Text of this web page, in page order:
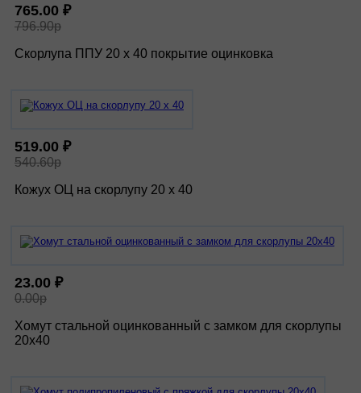
765.00 ₽
796.90р
Скорлупа ППУ 20 х 40 покрытие оцинковка
519.00 ₽
540.60р
Кожух ОЦ на скорлупу 20 х 40
23.00 ₽
0.00р
Хомут стальной оцинкованный с замком для скорлупы
20х40